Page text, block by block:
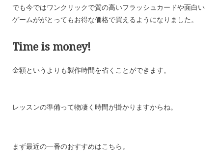
でも今ではワンクリックで質の高いフラッシュカードや面白い
ゲームががとってもお得な価格で買えるようになりました。
Time is money!
金額というよりも製作時間を省くことができます。
レッスンの準備って物凄く時間が掛かりますからね。
まず最近の一番のおすすめはこちら。